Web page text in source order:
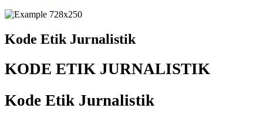
Kode Etik Jurnalistik
KODE ETIK JURNALISTIK
Kode Etik Jurnalistik